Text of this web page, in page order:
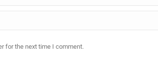
for the next time I comment.